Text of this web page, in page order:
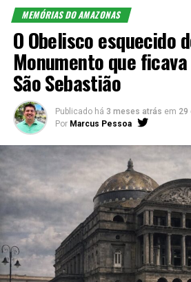
MEMÓRIAS DO AMAZONAS
O Obelisco esquecido
Monumento que
São Sebastião
Publicado há 3 meses atrás em 29
Por Marcus Pessoa